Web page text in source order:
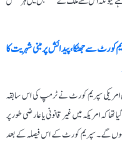
کورٹ سے جھٹکا، پیدائش پر مبنی شہریت کا
سپریم کورٹ نے ٹرمپ کی اس سابقہ
کہ امریکہ میں غیر قانونی یا عارضی طور پر
ہوں گے۔ سپریم کورٹ کے اس فیصلہ کے بعد